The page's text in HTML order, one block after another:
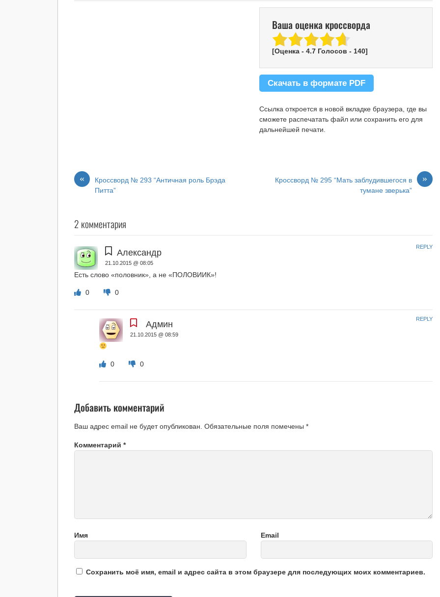
16.Горная территория в Чили.
Безрукавка поверх рубашки.
"Шахта", вырытая лисой.
Заскорузлый снежный пласт.
Друг Слонёнка и Мартышки.
Ваша оценка кроссворда
[Оценка - 4.7Голосов - 140]
Скачать в формате PDF
Ссылка откроется в новой вкладке браузера, где вы
сможете распечатать файл или сохранить его для
дальнейшей печати.
«
Кроссворд № 293 “Античная роль Брэда
Питта”
»
Кроссворд № 295 “Мать заблудившегося в
тумане зверька”
2 комментария
Александр
21.10.2015 @ 08:05
Есть слово «половник», а не «ПОЛОВИИК»!
0 0
REPLY
Админ
21.10.2015 @ 08:59
0 0
REPLY
Добавить комментарий
Ваш адрес email не будет опубликован. Обязательные поля помечены*
Комментарий*
Имя Email
Сохранить моё имя, email и адрес сайта в этом браузере для последующих моих комментариев.